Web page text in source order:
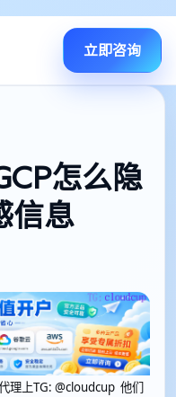
立即咨询
怎么隐
信息
理上TG: @cloudcup 他们